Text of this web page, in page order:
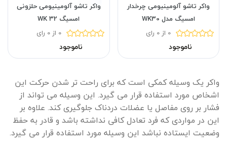
واکر تاشو آلومینیومی چرخدار
امسیگ مدل WK30
0 از 0 رای
ناموجود
واکر تاشو آلومینیومی حلزونی
امسیگ WK 32
0 از 0 رای
ناموجود
واکر یک وسیله کمکی است که برای راحت تر شدن حرکت این
اشخاص مورد استفاده قرار می گیرد. این وسیله می تواند از
فشار بر روی مفاصل یا عضلات دردناک جلوگیری کند. علاوه بر
این در مواردی که فرد تعادل کافی نداشته باشد و قادر به حفظ
وضعیت ایستاده نباشد این وسیله مورد استفاده قرار می گیرد.